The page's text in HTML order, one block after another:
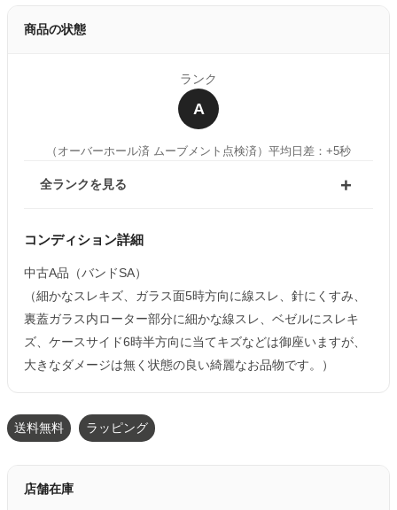
商品の状態
ランク
A
（オーバーホール済 ムーブメント点検済） 平均日差：+5秒
全ランクを見る
コンディション詳細
中古A品（バンドSA）
（細かなスレキズ、ガラス面5時方向に線スレ、針にくすみ、
裏蓋ガラス内ローター部分に細かな線スレ、ベゼルにスレキ
ズ、ケースサイド6時半方向に当てキズなどは御座いますが、
大きなダメージは無く状態の良い綺麗なお品物です。）
送料無料 ラッピング
店舗在庫